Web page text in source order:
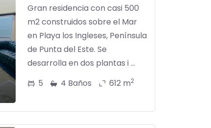
Gran residencia con casi 500
m2 construidos sobre el Mar
en Playa los Ingleses, Península
de Punta del Este. Se
desarrolla en dos plantas i ...
5
4 Baños 612 m2